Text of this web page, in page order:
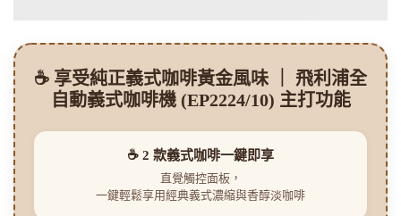
☕ 享受純正義式咖啡黃金風味 ｜ 飛利浦全
自動義式咖啡機 (EP2224/10) 主打功能
☕ 2 款義式咖啡一鍵即享
直覺觸控面板，
一鍵輕鬆享用經典義式濃縮與香醇淡咖啡